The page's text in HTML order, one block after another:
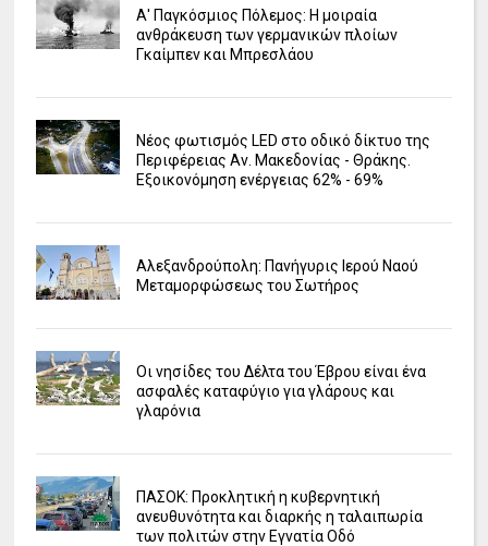
Α' Παγκόσμιος Πόλεμος: Η μοιραία
ανθράκευση των γερμανικών πλοίων
Γκαίμπεν και Μπρεσλάου
Νέος φωτισμός LED στο οδικό δίκτυο της
Περιφέρειας Αν. Μακεδονίας - Θράκης.
Εξοικονόμηση ενέργειας 62% - 69%
Αλεξανδρούπολη: Πανήγυρις Ιερού Ναού
Μεταμορφώσεως του Σωτήρος
Οι νησίδες του Δέλτα του Έβρου είναι ένα
ασφαλές καταφύγιο για γλάρους και
γλαρόνια
ΠΑΣΟΚ: Προκλητική η κυβερνητική
ανευθυνότητα και διαρκής η ταλαιπωρία
των πολιτών στην Εγνατία Οδό